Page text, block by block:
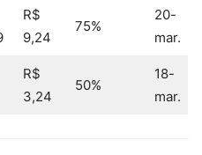
R$
9,24
75%
20-
mar.
R$
3,24
50%
18-
mar.